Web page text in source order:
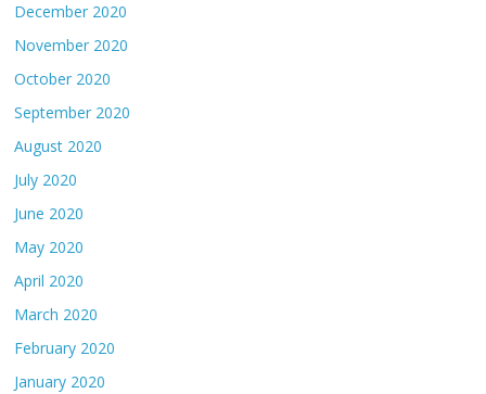
December 2020
November 2020
October 2020
September 2020
August 2020
July 2020
June 2020
May 2020
April 2020
March 2020
February 2020
January 2020